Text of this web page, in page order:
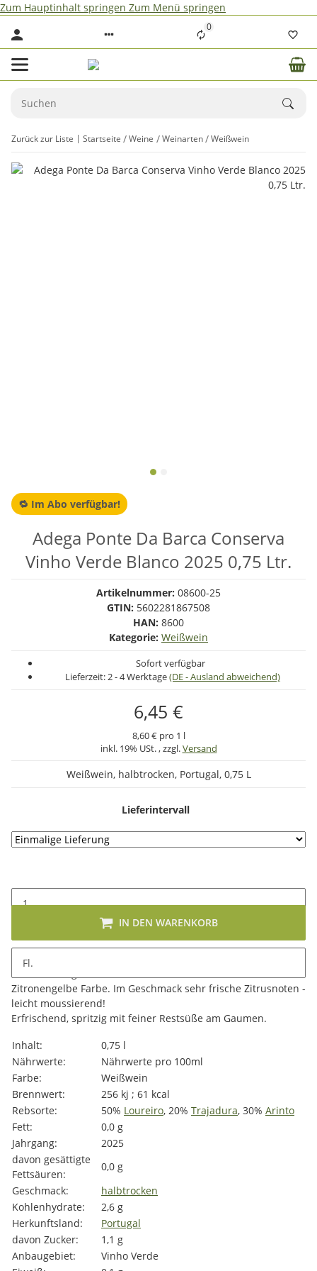
Zum Hauptinhalt springen Zum Menü springen
0
Zurück zur Liste Startseite Weine Weinarten Weißwein
Adega Ponte Da Barca Conserva
Vinho Verde Blanco 2025 0,75 Ltr.
🔁 Im Abo verfügbar!
Artikelnummer: 08600-25
GTIN: 5602281867508
HAN: 8600
Kategorie: Weißwein
Sofort verfügbar
Lieferzeit:2 - 4 Werktage(DE - Ausland abweichend)
6,45 €
8,60 € pro 1 l
inkl. 19% USt. , zzgl.Versand
Weißwein, halbtrocken, Portugal, 0,75 L
Lieferintervall
Fl.
IN DEN WARENKORB
Beschreibung
Zitronengelbe Farbe. Im Geschmack sehr frische Zitrusnoten -
leicht moussierend!
Erfrischend, spritzig mit feiner Restsüße am Gaumen.
Produkteigenschaft
Wert
Inhalt:
0,75 l
Nährwerte:
Nährwerte pro 100ml
Farbe:
Weißwein
Brennwert:
256 kj ; 61 kcal
Rebsorte:
50% Loureiro, 20% Trajadura, 30% Arinto
Fett:
0,0 g
Jahrgang:
2025
davon gesättigte
Fettsäuren:
0,0 g
Geschmack:
halbtrocken
Kohlenhydrate:
2,6 g
Herkunftsland:
Portugal
davon Zucker:
1,1 g
Anbaugebiet:
Vinho Verde